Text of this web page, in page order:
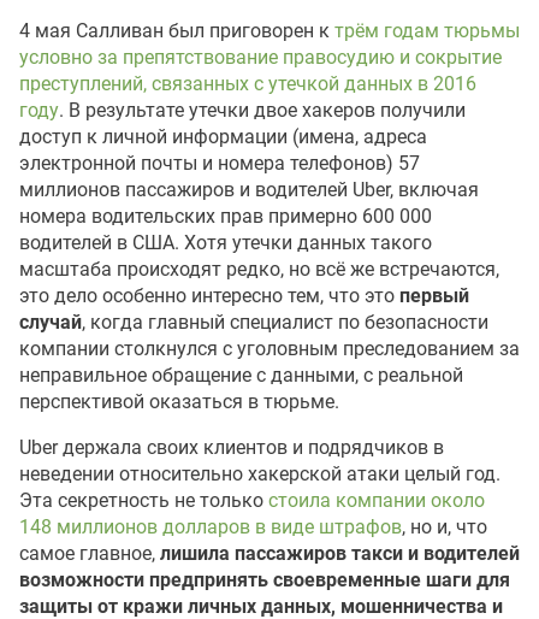
4 мая Салливан был приговорен к трём годам тюрьмы
условно за препятствование правосудию и сокрытие
преступлений, связанных с утечкой данных в 2016
году. В результате утечки двое хакеров получили
доступ к личной информации (имена, адреса
электронной почты и номера телефонов) 57
миллионов пассажиров и водителей Uber, включая
номера водительских прав примерно 600 000
водителей в США. Хотя утечки данных такого
масштаба происходят редко, но всё же встречаются,
это дело особенно интересно тем, что это первый
случай, когда главный специалист по безопасности
компании столкнулся с уголовным преследованием за
неправильное обращение с данными, с реальной
перспективой оказаться в тюрьме.
Uber держала своих клиентов и подрядчиков в
неведении относительно хакерской атаки целый год.
Эта секретность не только стоила компании около
148 миллионов долларов в виде штрафов, но и, что
самое главное, лишила пассажиров такси и водителей
возможности предпринять своевременные шаги для
защиты от кражи личных данных, мошенничества и